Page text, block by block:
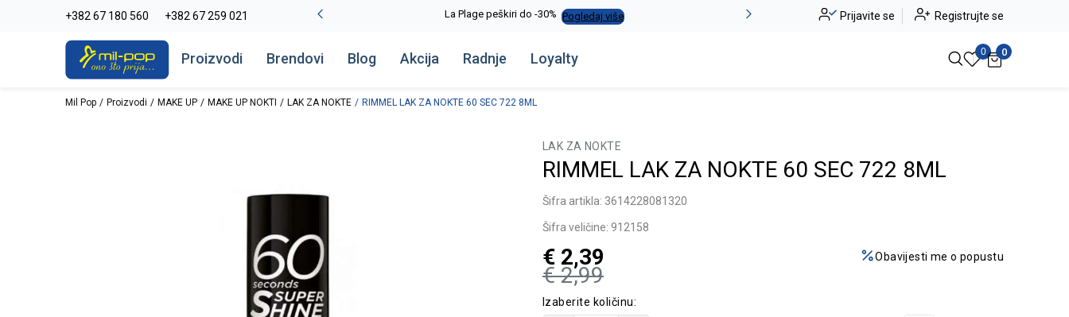
+382 67 180 560 +382 67 259 021
-20% na kompletan asortiman Pogledaj više La Plage peškiri do -30% Pogledaj više Alma Ras do -50% Pogledaj više
Prijavite se Registrujte se
Proizvodi Brendovi Blog Akcija Radnje Loyalty 0 0
Mil Pop Proizvodi MAKE UP MAKE UP NOKTI LAK ZA NOKTE RIMMEL LAK ZA NOKTE 60 SEC 722 8ML
LAK ZA NOKTE
RIMMEL LAK ZA NOKTE 60 SEC 722 8ML
Šifra artikla: 3614228081320
Šifra veličine: 912158
€ 2,99
€ 2,39 Obavijesti me o popustu
Izaberite količinu: